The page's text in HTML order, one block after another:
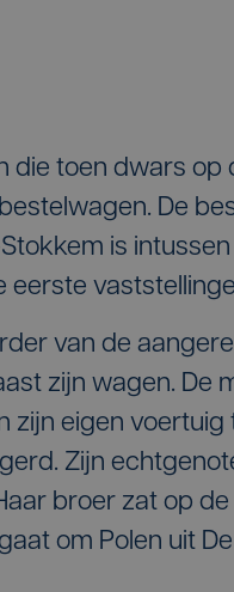
die toen dwars
De
is
eerste
van de
zijn wagen. De
zijn eigen
Zijn
broer zat op
om Polen uit